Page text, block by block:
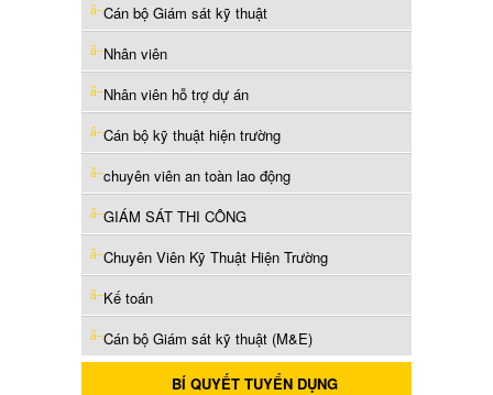
Cán bộ Giám sát kỹ thuật
Nhân viên
Nhân viên hỗ trợ dự án
Cán bộ kỹ thuật hiện trường
chuyên viên an toàn lao động
GIÁM SÁT THI CÔNG
Chuyên Viên Kỹ Thuật Hiện Trường
Kế toán
Cán bộ Giám sát kỹ thuật (M&E)
BÍ QUYẾT TUYỂN DỤNG